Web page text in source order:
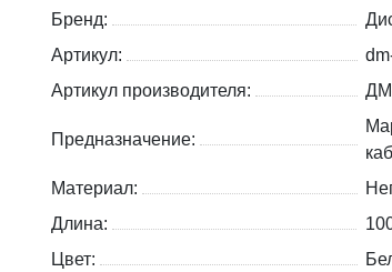
Бренд:
Артикул:
Артикул производителя:
Предназначение:
Материал:
Длина:
Цвет: